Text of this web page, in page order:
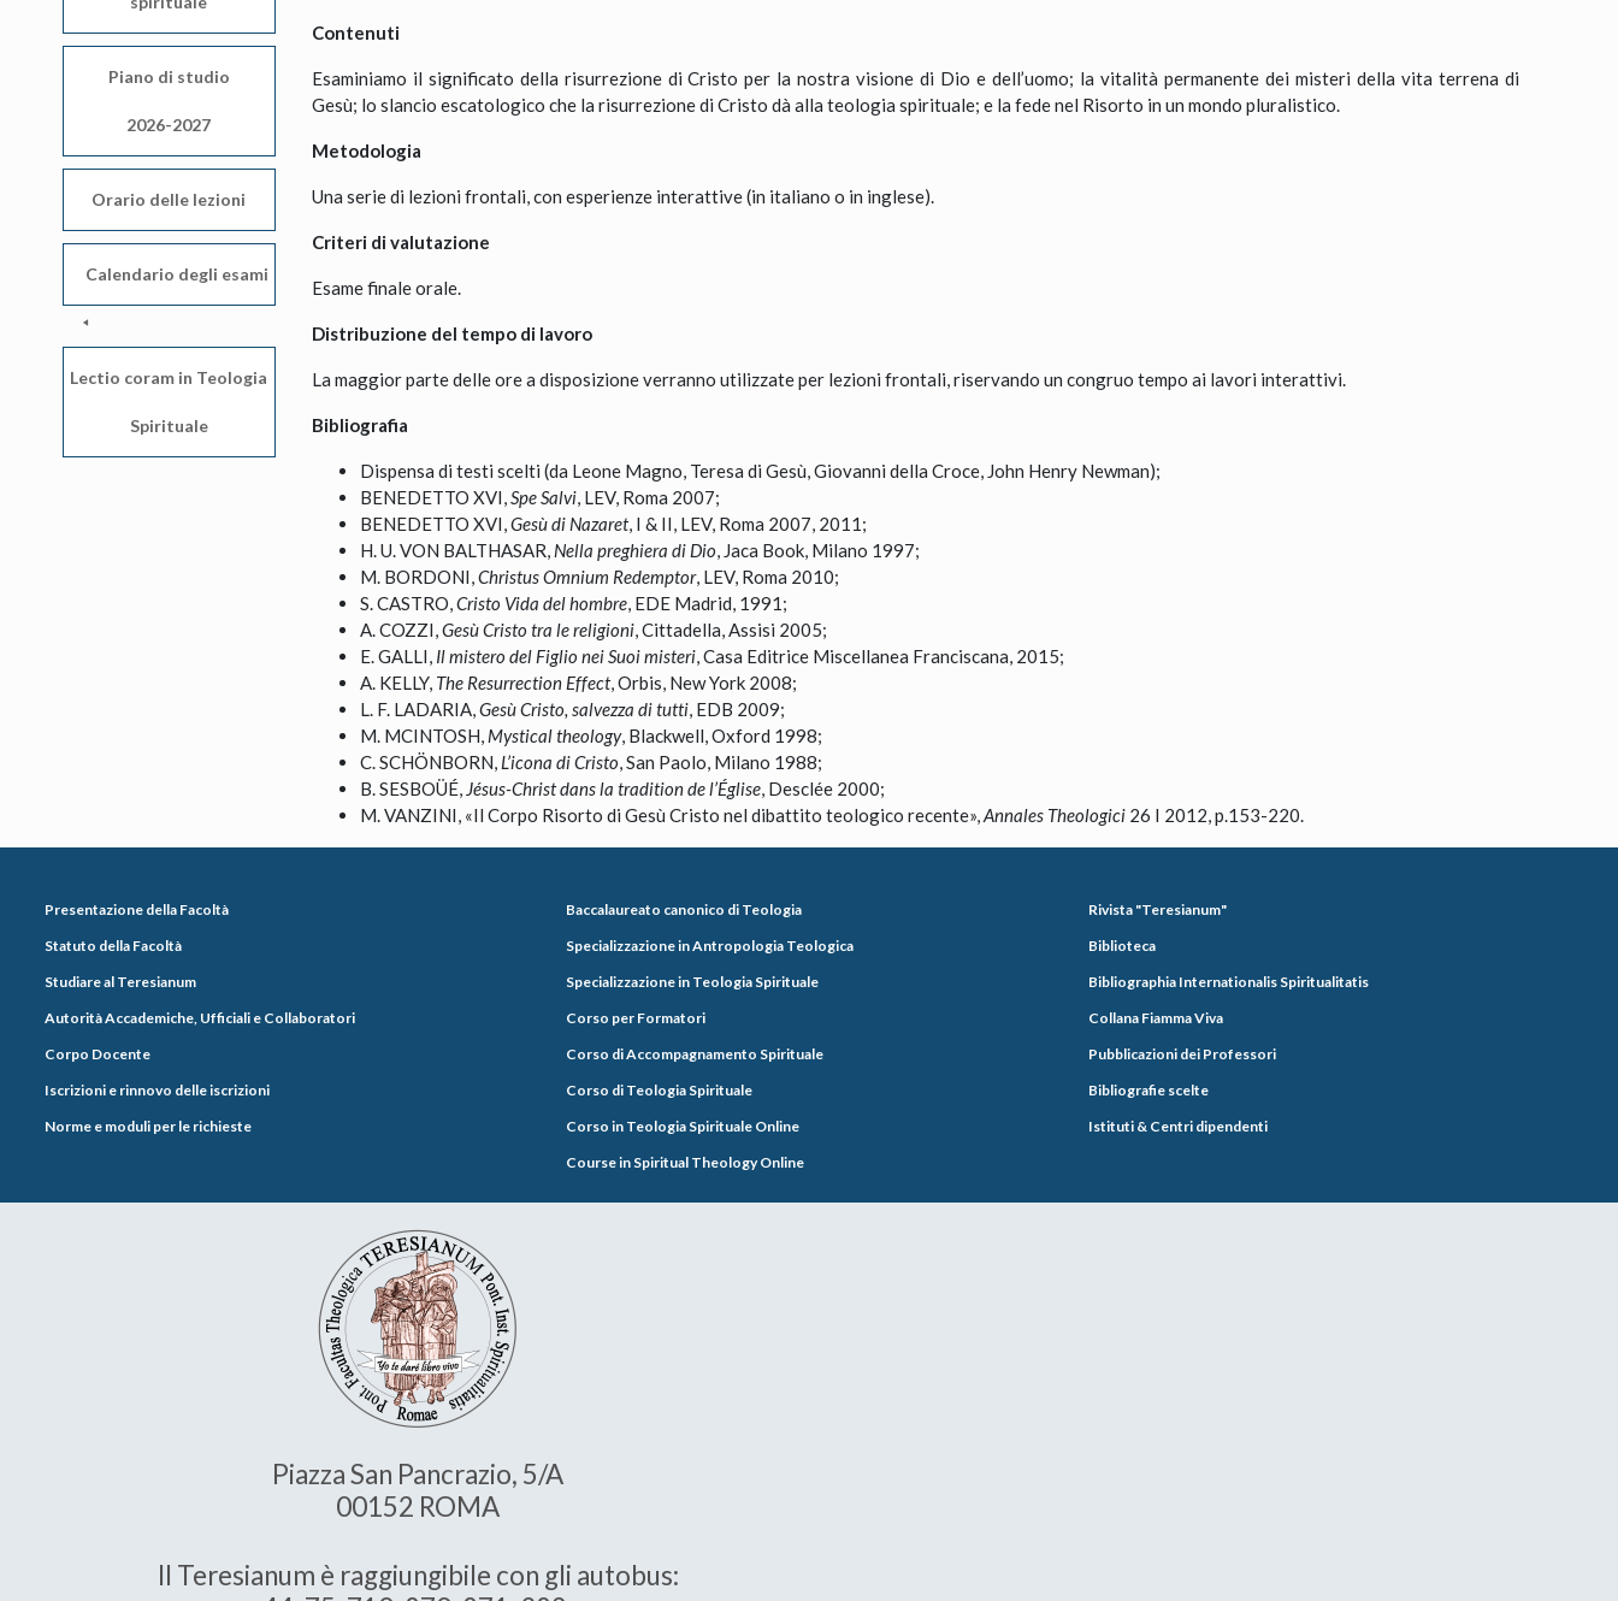
Piano di studio
2026-2027
Orario delle lezioni
Calendario degli esami
Lectio coram in Teologia
Spirituale
Contenuti
Esaminiamo il significato della risurrezione di Cristo per la nostra visione di Dio e dell’uomo; la vitalità permanente dei misteri della vita terrena di
Gesù; lo slancio escatologico che la risurrezione di Cristo dà alla teologia spirituale; e la fede nel Risorto in un mondo pluralistico.
Metodologia
Una serie di lezioni frontali, con esperienze interattive (in italiano o in inglese).
Criteri di valutazione
Esame finale orale.
Distribuzione del tempo di lavoro
La maggior parte delle ore a disposizione verranno utilizzate per lezioni frontali, riservando un congruo tempo ai lavori interattivi.
Bibliografia
Dispensa di testi scelti (da Leone Magno, Teresa di Gesù, Giovanni della Croce, John Henry Newman);
BENEDETTO XVI, Spe Salvi, LEV, Roma 2007;
BENEDETTO XVI, Gesù di Nazaret, I & II, LEV, Roma 2007, 2011;
H. U. VON BALTHASAR, Nella preghiera di Dio , Jaca Book, Milano 1997;
M. BORDONI, Christus Omnium Redemptor, LEV, Roma 2010;
S. CASTRO, Cristo Vida del hombre, EDE Madrid, 1991;
A. COZZI, Gesù Cristo tra le religioni, Cittadella, Assisi 2005;
E. GALLI, Il mistero del Figlio nei Suoi misteri, Casa Editrice Miscellanea Franciscana, 2015;
A. KELLY, The Resurrection Effect, Orbis, New York 2008;
L. F. LADARIA, Gesù Cristo, salvezza di tutti, EDB 2009;
M. MCINTOSH, Mystical theology, Blackwell, Oxford 1998;
C. SCHÖNBORN, L’icona di Cristo , San Paolo, Milano 1988;
B. SESBOÜÉ, Jésus-Christ dans la tradition de l’Église, Desclée 2000;
M. VANZINI, «Il Corpo Risorto di Gesù Cristo nel dibattito teologico recente», Annales Theologici26 I 2012, p.153-220.
Presentazione della Facoltà
Statuto della Facoltà
Studiare al Teresianum
Autorità Accademiche, Ufficiali e Collaboratori
Corpo Docente
Iscrizioni e rinnovo delle iscrizioni
Norme e moduli per le richieste
Baccalaureato canonico di Teologia
Specializzazione in Antropologia Teologica
Specializzazione in Teologia Spirituale
Corso per Formatori
Corso di Accompagnamento Spirituale
Corso di Teologia Spirituale
Corso in Teologia Spirituale Online
Course in Spiritual Theology Online
Rivista "Teresianum"
Biblioteca
Bibliographia Internationalis Spiritualitatis
Collana Fiamma Viva
Pubblicazioni dei Professori
Bibliografie scelte
Istituti & Centri dipendenti
Piazza San Pancrazio, 5/A
00152 ROMA
Il Teresianum è raggiungibile con gli autobus: